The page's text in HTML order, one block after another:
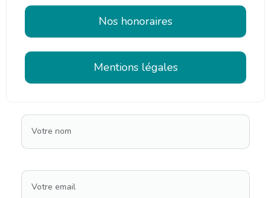
Nos honoraires
Mentions légales
Votre nom
Votre email